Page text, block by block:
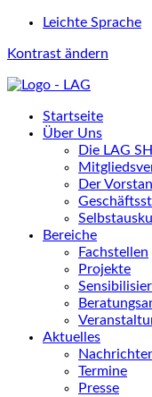
Leichte Sprache
Kontrast ändern
Startseite
Über Uns
Die LAG
Der
Bereiche
Fachstellen
Projekte
Aktuelles
Termine
Presse